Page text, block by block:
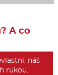
A co
náš
rukou.